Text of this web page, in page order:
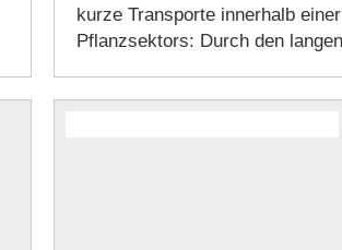
kurze Transporte innerhalb
Pflanzsektors: Durch den